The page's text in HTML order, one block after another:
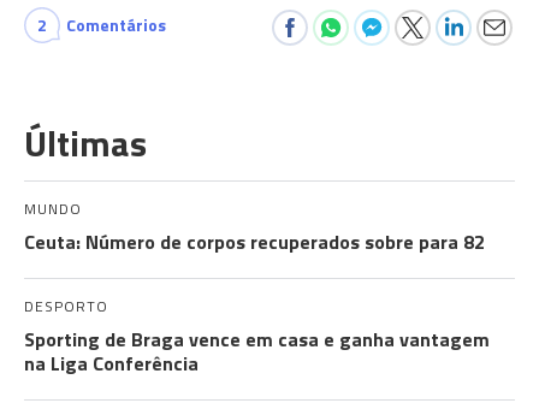
2 Comentários
Últimas
MUNDO
Ceuta: Número de corpos recuperados sobre para 82
DESPORTO
Sporting de Braga vence em casa e ganha vantagem
na Liga Conferência